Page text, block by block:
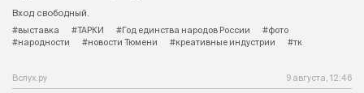
Вход свободный.
#выставка
#ТАРКИ #Год единства народов России
#фото
#народности
#новости Тюмени #креативные индустрии #тк
Вслух.ру 9 августа, 12:46